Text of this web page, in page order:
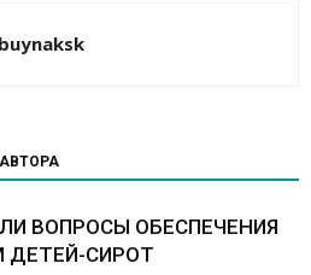
buynaksk
ВОПРОСЫ ОБЕСПЕЧЕНИЯ
ДЕТЕЙ-СИРОТ